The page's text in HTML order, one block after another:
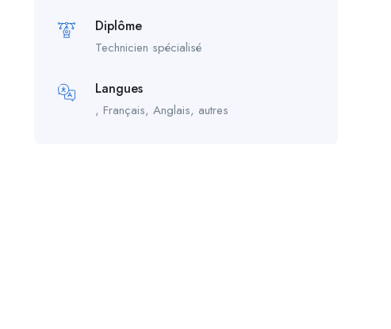
Diplôme
Technicien spécialisé
Langues
, Français, Anglais, autres